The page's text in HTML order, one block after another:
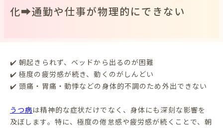
化➡通勤や仕事が物理的にできない
✔️ 朝起きられず、ベッドから出るのが困難
✔️ 極度の疲労感が続き、動くのがしんどい
✔️ 頭痛・胃痛・動悸などの身体的不調のため外出できない
うつ病は精神的な症状だけでなく、身体にも深刻な影響を
及ぼします。特に、極度の倦怠感や疲労感が続くことで、朝